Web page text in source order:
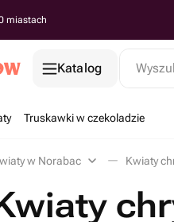
miastach
Katalog
Truskawki w czekoladzie
w Norabac Kwiaty